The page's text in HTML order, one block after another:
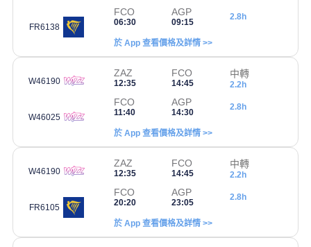
FR6138
FCO
06:30
AGP
09:15
2.8h
於 App 查看價格及詳情 >>
W46190
ZAZ
12:35
FCO
14:45
中轉
2.2h
W46025
FCO
11:40
AGP
14:30
2.8h
於 App 查看價格及詳情 >>
W46190
ZAZ
12:35
FCO
14:45
中轉
2.2h
FR6105
FCO
20:20
AGP
23:05
2.8h
於 App 查看價格及詳情 >>